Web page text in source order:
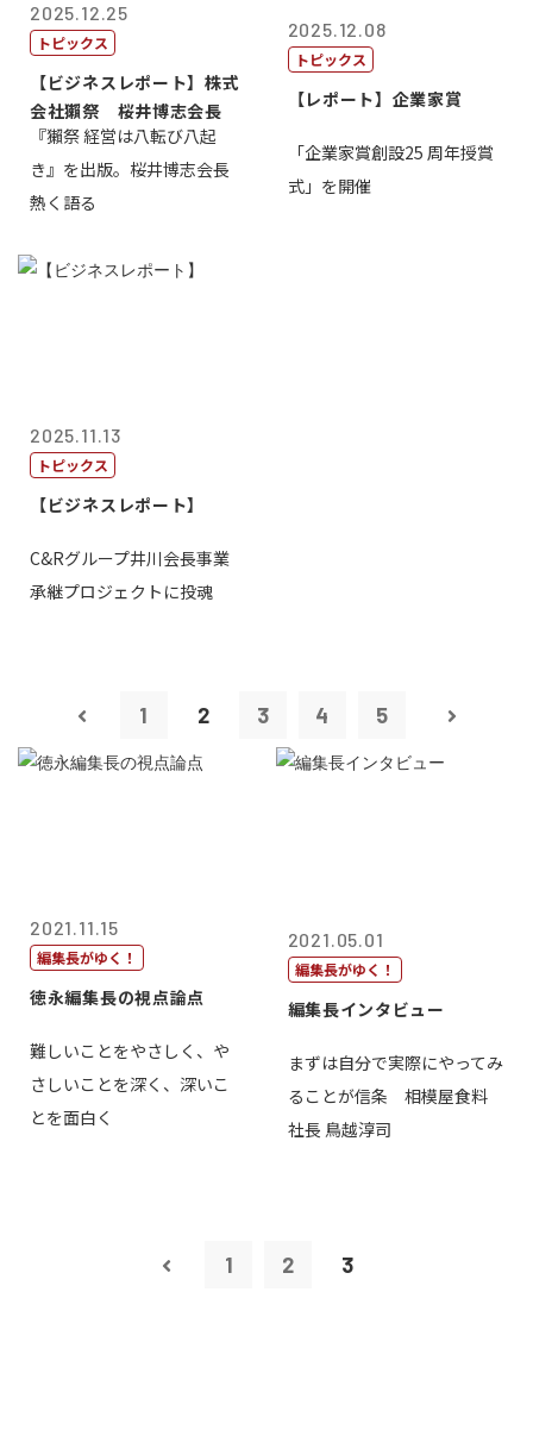
2025.12.25
トピックス
【ビジネスレポート】株式
会社獺祭 桜井博志会長
『獺祭 経営は八転び八起
き』を出版。桜井博志会長
熱く語る
2025.12.08
トピックス
【レポート】企業家賞
「企業家賞創設25 周年授賞
式」を開催
2025.11.13
トピックス
【ビジネスレポート】
C&Rグループ井川会長事業
承継プロジェクトに投魂
1 2 3 4 5
2021.11.15
編集長がゆく！
徳永編集長の視点論点
難しいことをやさしく、や
さしいことを深く、深いこ
とを面白く
2021.05.01
編集長がゆく！
編集長インタビュー
まずは自分で実際にやってみ
ることが信条 相模屋食料
社長 鳥越淳司
1 2 3